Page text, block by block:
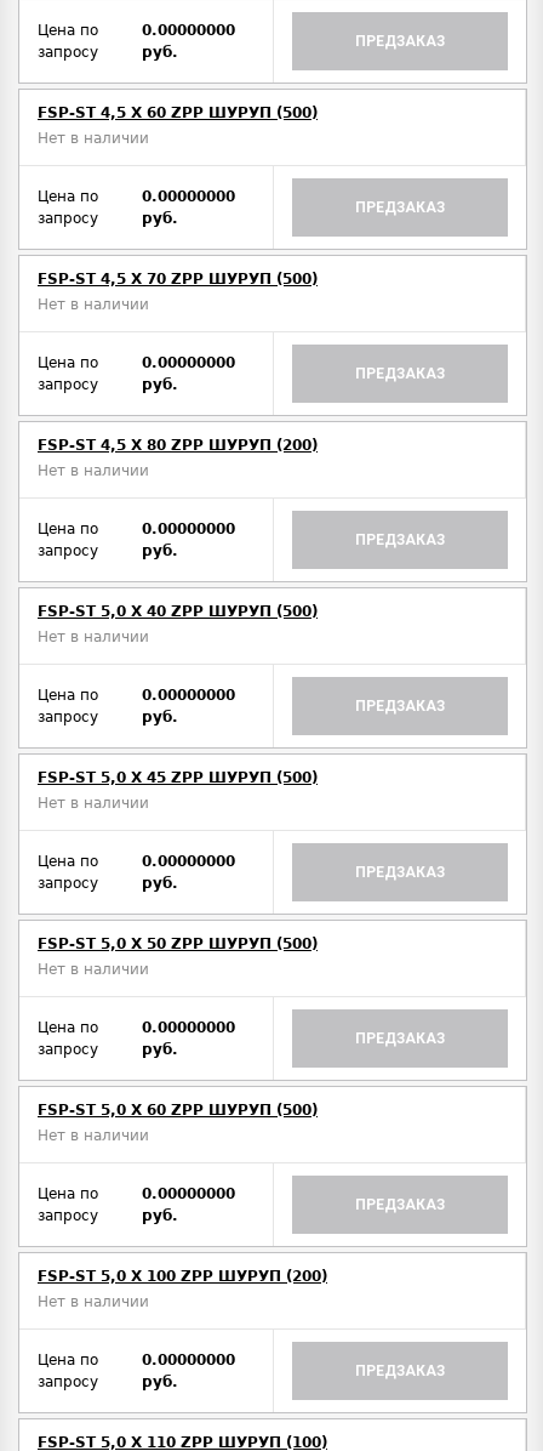
Цена по
запросу
0.00000000
руб.
ПРЕДЗАКАЗ
FSP-ST 4,5 X 60 ZPP ШУРУП (500)
Нет в наличии
Цена по
запросу
0.00000000
руб.
ПРЕДЗАКАЗ
FSP-ST 4,5 X 70 ZPP ШУРУП (500)
Нет в наличии
Цена по
запросу
0.00000000
руб.
ПРЕДЗАКАЗ
FSP-ST 4,5 X 80 ZPP ШУРУП (200)
Нет в наличии
Цена по
запросу
0.00000000
руб.
ПРЕДЗАКАЗ
FSP-ST 5,0 X 40 ZPP ШУРУП (500)
Нет в наличии
Цена по
запросу
0.00000000
руб.
ПРЕДЗАКАЗ
FSP-ST 5,0 X 45 ZPP ШУРУП (500)
Нет в наличии
Цена по
запросу
0.00000000
руб.
ПРЕДЗАКАЗ
FSP-ST 5,0 X 50 ZPP ШУРУП (500)
Нет в наличии
Цена по
запросу
0.00000000
руб.
ПРЕДЗАКАЗ
FSP-ST 5,0 X 60 ZPP ШУРУП (500)
Нет в наличии
Цена по
запросу
0.00000000
руб.
ПРЕДЗАКАЗ
FSP-ST 5,0 X 100 ZPP ШУРУП (200)
Нет в наличии
Цена по
запросу
0.00000000
руб.
ПРЕДЗАКАЗ
FSP-ST 5,0 X 110 ZPP ШУРУП (100)